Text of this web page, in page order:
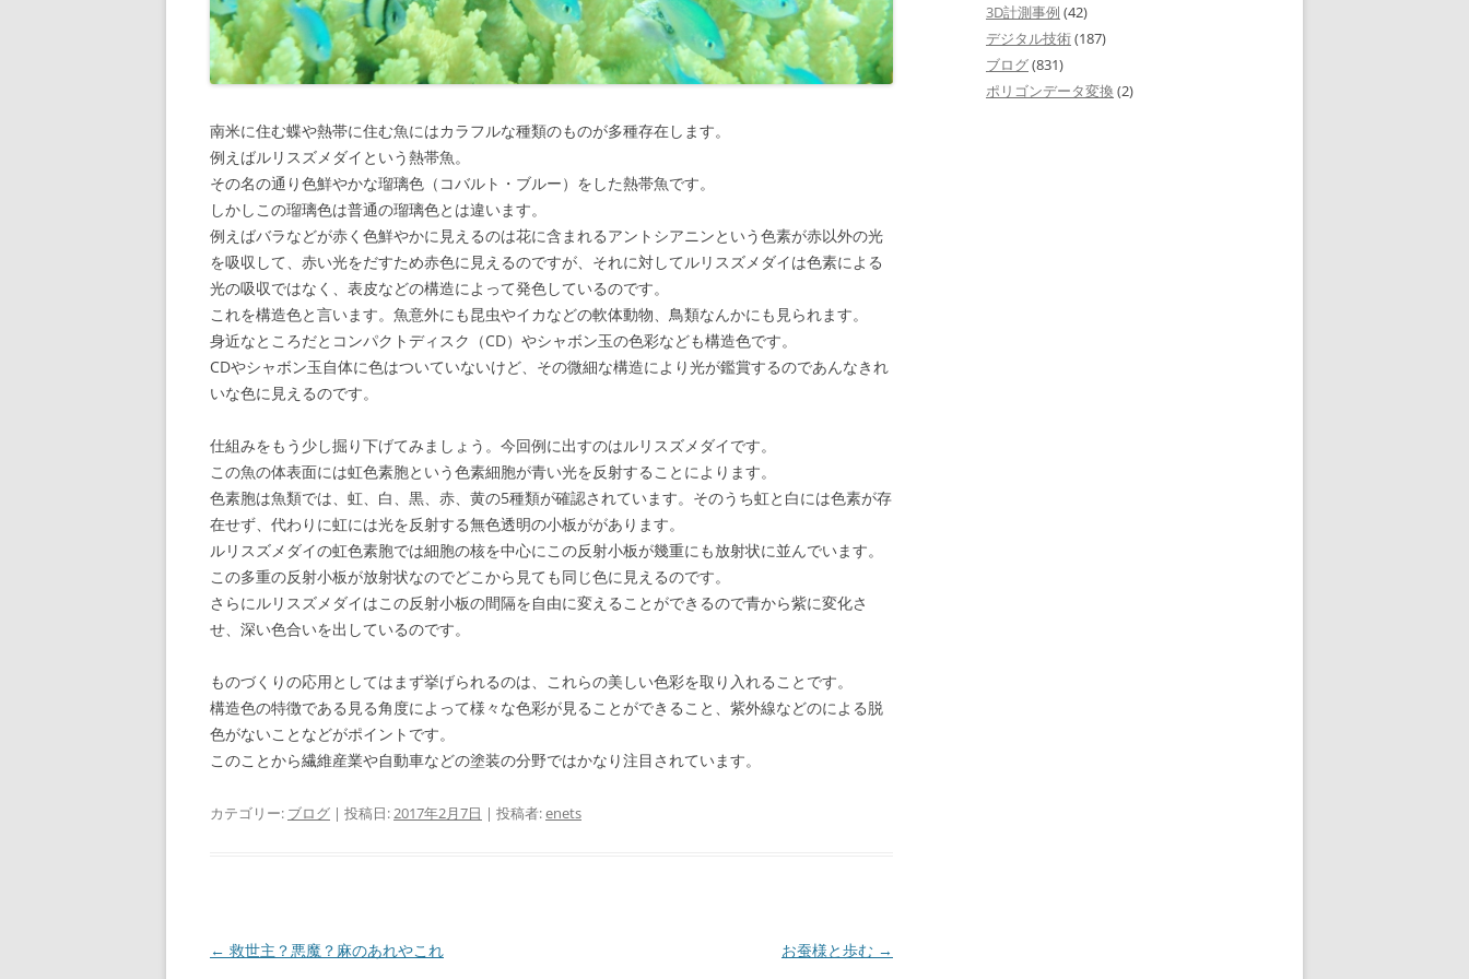
南米に住む蝶や熱帯に住む魚にはカラフルな種類のものが多種存在します。
例えばルリスズメダイという熱帯魚。
その名の通り色鮮やかな瑠璃色（コバルト・ブルー）をした熱帯魚です。
しかしこの瑠璃色は普通の瑠璃色とは違います。
例えばバラなどが赤く色鮮やかに見えるのは花に含まれるアントシアニンという色素が赤以外の光
を吸収して、赤い光をだすため赤色に見えるのですが、それに対してルリスズメダイは色素による
光の吸収ではなく、表皮などの構造によって発色しているのです。
これを構造色と言います。魚意外にも昆虫やイカなどの軟体動物、鳥類なんかにも見られます。
身近なところだとコンパクトディスク（CD）やシャボン玉の色彩なども構造色です。
CDやシャボン玉自体に色はついていないけど、その微細な構造により光が鑑賞するのであんなきれ
いな色に見えるのです。
仕組みをもう少し掘り下げてみましょう。今回例に出すのはルリスズメダイです。
この魚の体表面には虹色素胞という色素細胞が青い光を反射することによります。
色素胞は魚類では、虹、白、黒、赤、黄の5種類が確認されています。そのうち虹と白には色素が存
在せず、代わりに虹には光を反射する無色透明の小板ががあります。
ルリスズメダイの虹色素胞では細胞の核を中心にこの反射小板が幾重にも放射状に並んでいます。
この多重の反射小板が放射状なのでどこから見ても同じ色に見えるのです。
さらにルリスズメダイはこの反射小板の間隔を自由に変えることができるので青から紫に変化さ
せ、深い色合いを出しているのです。
ものづくりの応用としてはまず挙げられるのは、これらの美しい色彩を取り入れることです。
構造色の特徴である見る角度によって様々な色彩が見ることができること、紫外線などのによる脱
色がないことなどがポイントです。
このことから繊維産業や自動車などの塗装の分野ではかなり注目されています。
カテゴリー: ブログ | 投稿日:2017年2月7日 | 投稿者:enets
投
← 救世主？悪魔？麻のあれやこれ お蚕様と歩む →
3D計測事例 (42)
デジタル技術(187)
ブログ(831)
ポリゴンデータ変換 (2)